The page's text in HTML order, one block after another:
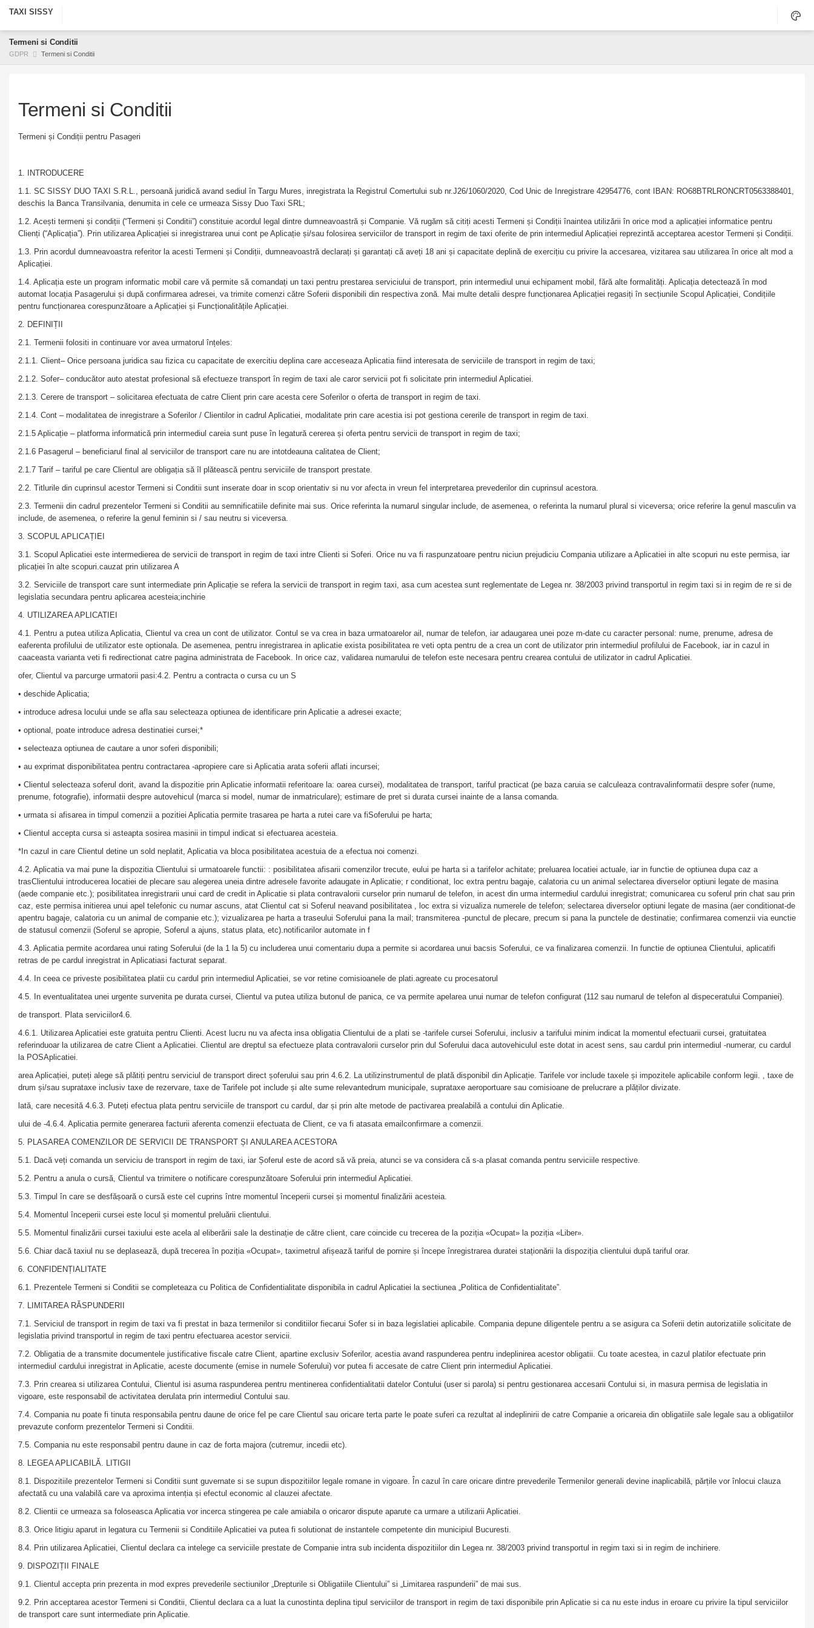
TAXI SISSY
Termeni si Conditii
GDPR Termeni si Conditii
Termeni si Conditii
Termeni și Condiții pentru Pasageri
1. INTRODUCERE
1.1. SC SISSY DUO TAXI S.R.L., persoană juridică avand sediul în Targu Mures, inregistrata la Registrul Comertului sub nr.J26/1060/2020, Cod Unic de Inregistrare 42954776, cont IBAN: RO68BTRLRONCRT0563388401,
deschis la Banca Transilvania, denumita in cele ce urmeaza Sissy Duo Taxi SRL;
1.2. Acești termeni și condiții (“Termeni și Conditii”) constituie acordul legal dintre dumneavoastră și Companie. Vă rugăm să citiți acesti Termeni și Condiții înaintea utilizării în orice mod a aplicației informatice pentru
Clienți (“Aplicația”). Prin utilizarea Aplicației si inregistrarea unui cont pe Aplicație și/sau folosirea serviciilor de transport in regim de taxi oferite de prin intermediul Aplicației reprezintă acceptarea acestor Termeni și Condiții.
1.3. Prin acordul dumneavoastra referitor la acesti Termeni și Condiții, dumneavoastră declarați și garantați că aveți 18 ani și capacitate deplină de exercițiu cu privire la accesarea, vizitarea sau utilizarea în orice alt mod a
Aplicației.
1.4. Aplicația este un program informatic mobil care vă permite să comandați un taxi pentru prestarea serviciului de transport, prin intermediul unui echipament mobil, fără alte formalități. Aplicația detectează în mod
automat locația Pasagerului și după confirmarea adresei, va trimite comenzi către Soferii disponibili din respectiva zonă. Mai multe detalii despre funcționarea Aplicației regasiți în secțiunile Scopul Aplicației, Condițiile
pentru funcționarea corespunzătoare a Aplicației și Funcționalitățile Aplicației.
2. DEFINIȚII
2.1. Termenii folositi in continuare vor avea urmatorul înțeles:
2.1.1. Client– Orice persoana juridica sau fizica cu capacitate de exercitiu deplina care acceseaza Aplicatia fiind interesata de serviciile de transport in regim de taxi;
2.1.2. Sofer– conducător auto atestat profesional să efectueze transport în regim de taxi ale caror servicii pot fi solicitate prin intermediul Aplicatiei.
2.1.3. Cerere de transport – solicitarea efectuata de catre Client prin care acesta cere Soferilor o oferta de transport in regim de taxi.
2.1.4. Cont – modalitatea de inregistrare a Soferilor / Clientilor in cadrul Aplicatiei, modalitate prin care acestia isi pot gestiona cererile de transport in regim de taxi.
2.1.5 Aplicație – platforma informatică prin intermediul careia sunt puse în legatură cererea și oferta pentru servicii de transport in regim de taxi;
2.1.6 Pasagerul – beneficiarul final al serviciilor de transport care nu are intotdeauna calitatea de Client;
2.1.7 Tarif – tariful pe care Clientul are obligația să îl plătească pentru serviciile de transport prestate.
2.2. Titlurile din cuprinsul acestor Termeni si Conditii sunt inserate doar in scop orientativ si nu vor afecta in vreun fel interpretarea prevederilor din cuprinsul acestora.
2.3. Termenii din cadrul prezentelor Termeni si Conditii au semnificatiile definite mai sus. Orice referinta la numarul singular include, de asemenea, o referinta la numarul plural si viceversa; orice referire la genul masculin va
include, de asemenea, o referire la genul feminin si / sau neutru si viceversa.
3. SCOPUL APLICAȚIEI
3.1. Scopul Aplicatiei este intermedierea de servicii de transport in regim de taxi intre Clienti si Soferi. Orice nu va fi raspunzatoare pentru niciun prejudiciu Compania utilizare a Aplicatiei in alte scopuri nu este permisa, iar
plicației în alte scopuri.cauzat prin utilizarea A
3.2. Serviciile de transport care sunt intermediate prin Aplicație se refera la servicii de transport in regim taxi, asa cum acestea sunt reglementate de Legea nr. 38/2003 privind transportul in regim taxi si in regim de re si de
legislatia secundara pentru aplicarea acesteia;inchirie
4. UTILIZAREA APLICATIEI
4.1. Pentru a putea utiliza Aplicatia, Clientul va crea un cont de utilizator. Contul se va crea in baza urmatoarelor ail, numar de telefon, iar adaugarea unei poze m-date cu caracter personal: nume, prenume, adresa de
eaferenta profilului de utilizator este optionala. De asemenea, pentru inregistrarea in aplicatie exista posibilitatea re veti opta pentru de a crea un cont de utilizator prin intermediul profilului de Facebook, iar in cazul in
caaceasta varianta veti fi redirectionat catre pagina administrata de Facebook. In orice caz, validarea numarului de telefon este necesara pentru crearea contului de utilizator in cadrul Aplicatiei.
ofer, Clientul va parcurge urmatorii pasi:4.2. Pentru a contracta o cursa cu un S
• deschide Aplicatia;
• introduce adresa locului unde se afla sau selecteaza optiunea de identificare prin Aplicatie a adresei exacte;
• optional, poate introduce adresa destinatiei cursei;*
• selecteaza optiunea de cautare a unor soferi disponibili;
• au exprimat disponibilitatea pentru contractarea -apropiere care si Aplicatia arata soferii aflati incursei;
• Clientul selecteaza soferul dorit, avand la dispozitie prin Aplicatie informatii referitoare la: oarea cursei), modalitatea de transport, tariful practicat (pe baza caruia se calculeaza contravalinformatii despre sofer (nume,
prenume, fotografie), informatii despre autovehicul (marca si model, numar de inmatriculare); estimare de pret si durata cursei inainte de a lansa comanda.
• urmata si afisarea in timpul comenzii a pozitiei Aplicatia permite trasarea pe harta a rutei care va fiSoferului pe harta;
• Clientul accepta cursa si asteapta sosirea masinii in timpul indicat si efectuarea acesteia.
*In cazul in care Clientul detine un sold neplatit, Aplicatia va bloca posibilitatea acestuia de a efectua noi comenzi.
4.2. Aplicatia va mai pune la dispozitia Clientului si urmatoarele functii: : posibilitatea afisarii comenzilor trecute, eului pe harta si a tarifelor achitate; preluarea locatiei actuale, iar in functie de optiunea dupa caz a
trasClientului introducerea locatiei de plecare sau alegerea uneia dintre adresele favorite adaugate in Aplicatie; r conditionat, loc extra pentru bagaje, calatoria cu un animal selectarea diverselor optiuni legate de masina
(aede companie etc.); posibilitatea inregistrarii unui card de credit in Aplicatie si plata contravalorii curselor prin numarul de telefon, in acest din urma intermediul cardului inregistrat; comunicarea cu soferul prin chat sau prin
caz, este permisa initierea unui apel telefonic cu numar ascuns, atat Clientul cat si Soferul neavand posibilitatea , loc extra si vizualiza numerele de telefon; selectarea diverselor optiuni legate de masina (aer conditionat-de
apentru bagaje, calatoria cu un animal de companie etc.); vizualizarea pe harta a traseului Soferului pana la mail; transmiterea -punctul de plecare, precum si pana la punctele de destinatie; confirmarea comenzii via eunctie
de statusul comenzii (Soferul se apropie, Soferul a ajuns, status plata, etc).notificarilor automate in f
4.3. Aplicatia permite acordarea unui rating Soferului (de la 1 la 5) cu includerea unui comentariu dupa a permite si acordarea unui bacsis Soferului, ce va finalizarea comenzii. In functie de optiunea Clientului, aplicatifi
retras de pe cardul inregistrat in Aplicatiasi facturat separat.
4.4. In ceea ce priveste posibilitatea platii cu cardul prin intermediul Aplicatiei, se vor retine comisioanele de plati.agreate cu procesatorul
4.5. In eventualitatea unei urgente survenita pe durata cursei, Clientul va putea utiliza butonul de panica, ce va permite apelarea unui numar de telefon configurat (112 sau numarul de telefon al dispeceratului Companiei).
de transport. Plata serviciilor4.6.
4.6.1. Utilizarea Aplicatiei este gratuita pentru Clienti. Acest lucru nu va afecta insa obligatia Clientului de a plati se -tarifele cursei Soferului, inclusiv a tarifului minim indicat la momentul efectuarii cursei, gratuitatea
referinduoar la utilizarea de catre Client a Aplicatiei. Clientul are dreptul sa efectueze plata contravalorii curselor prin dul Soferului daca autovehiculul este dotat in acest sens, sau cardul prin intermediul -numerar, cu cardul
la POSAplicatiei.
area Aplicației, puteți alege să plătiți pentru serviciul de transport direct șoferului sau prin 4.6.2. La utilizinstrumentul de plată disponibil din Aplicație. Tarifele vor include taxele și impozitele aplicabile conform legii. , taxe de
drum și/sau suprataxe inclusiv taxe de rezervare, taxe de Tarifele pot include și alte sume relevantedrum municipale, suprataxe aeroportuare sau comisioane de prelucrare a plăților divizate.
lată, care necesită 4.6.3. Puteți efectua plata pentru serviciile de transport cu cardul, dar și prin alte metode de pactivarea prealabilă a contului din Aplicatie.
ului de -4.6.4. Aplicatia permite generarea facturii aferenta comenzii efectuata de Client, ce va fi atasata emailconfirmare a comenzii.
5. PLASAREA COMENZILOR DE SERVICII DE TRANSPORT ȘI ANULAREA ACESTORA
5.1. Dacă veți comanda un serviciu de transport in regim de taxi, iar Șoferul este de acord să vă preia, atunci se va considera că s-a plasat comanda pentru serviciile respective.
5.2. Pentru a anula o cursă, Clientul va trimitere o notificare corespunzătoare Soferului prin intermediul Aplicatiei.
5.3. Timpul în care se desfășoară o cursă este cel cuprins între momentul începerii cursei și momentul finalizării acesteia.
5.4. Momentul începerii cursei este locul și momentul preluării clientului.
5.5. Momentul finalizării cursei taxiului este acela al eliberării sale la destinație de către client, care coincide cu trecerea de la poziția «Ocupat» la poziția «Liber».
5.6. Chiar dacă taxiul nu se deplasează, după trecerea în poziția «Ocupat», taximetrul afișează tariful de pornire și începe înregistrarea duratei staționării la dispoziția clientului după tariful orar.
6. CONFIDENȚIALITATE
6.1. Prezentele Termeni si Conditii se completeaza cu Politica de Confidentialitate disponibila in cadrul Aplicatiei la sectiunea „Politica de Confidentialitate”.
7. LIMITAREA RĂSPUNDERII
7.1. Serviciul de transport in regim de taxi va fi prestat in baza termenilor si conditiilor fiecarui Sofer si in baza legislatiei aplicabile. Compania depune diligentele pentru a se asigura ca Soferii detin autorizatiile solicitate de
legislatia privind transportul in regim de taxi pentru efectuarea acestor servicii.
7.2. Obligatia de a transmite documentele justificative fiscale catre Client, apartine exclusiv Soferilor, acestia avand raspunderea pentru indeplinirea acestor obligatii. Cu toate acestea, in cazul platilor efectuate prin
intermediul cardului inregistrat in Aplicatie, aceste documente (emise in numele Soferului) vor putea fi accesate de catre Client prin intermediul Aplicatiei.
7.3. Prin crearea si utilizarea Contului, Clientul isi asuma raspunderea pentru mentinerea confidentialitatii datelor Contului (user si parola) si pentru gestionarea accesarii Contului si, in masura permisa de legislatia in
vigoare, este responsabil de activitatea derulata prin intermediul Contului sau.
7.4. Compania nu poate fi tinuta responsabila pentru daune de orice fel pe care Clientul sau oricare terta parte le poate suferi ca rezultat al indeplinirii de catre Companie a oricareia din obligatiile sale legale sau a obligatiilor
prevazute conform prezentelor Termeni si Conditii.
7.5. Compania nu este responsabil pentru daune in caz de forta majora (cutremur, incedii etc).
8. LEGEA APLICABILĂ. LITIGII
8.1. Dispozitiile prezentelor Termeni si Conditii sunt guvernate si se supun dispozitiilor legale romane in vigoare. În cazul în care oricare dintre prevederile Termenilor generali devine inaplicabilă, părțile vor înlocui clauza
afectată cu una valabilă care va aproxima intenția și efectul economic al clauzei afectate.
8.2. Clientii ce urmeaza sa foloseasca Aplicatia vor incerca stingerea pe cale amiabila o oricaror dispute aparute ca urmare a utilizarii Aplicatiei.
8.3. Orice litigiu aparut in legatura cu Termenii si Conditiile Aplicatiei va putea fi solutionat de instantele competente din municipiul Bucuresti.
8.4. Prin utilizarea Aplicatiei, Clientul declara ca intelege ca serviciile prestate de Companie intra sub incidenta dispozitiilor din Legea nr. 38/2003 privind transportul in regim taxi si in regim de inchiriere.
9. DISPOZIȚII FINALE
9.1. Clientul accepta prin prezenta in mod expres prevederile sectiunilor „Drepturile si Obligatiile Clientului” si „Limitarea raspunderii” de mai sus.
9.2. Prin acceptarea acestor Termeni si Conditii, Clientul declara ca a luat la cunostinta deplina tipul serviciilor de transport in regim de taxi disponibile prin Aplicatie si ca nu este indus in eroare cu privire la tipul serviciilor
de transport care sunt intermediate prin Aplicatie.